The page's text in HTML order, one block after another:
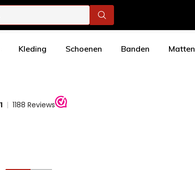
Kleding Schoenen Banden Matten